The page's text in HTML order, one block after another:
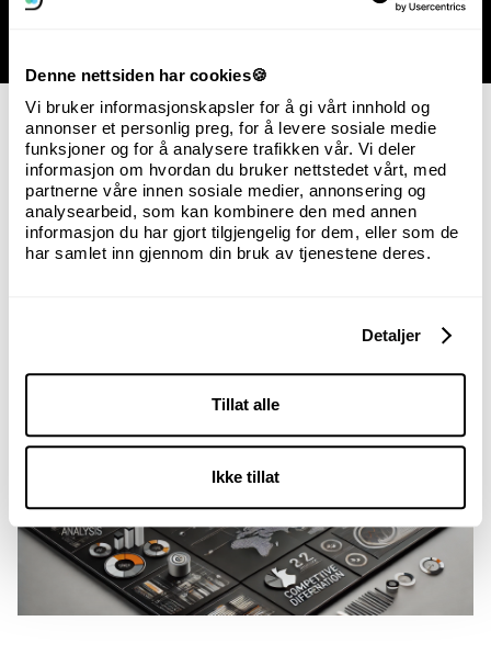
Denne nettsiden har cookies🍪
Vi bruker informasjonskapsler for å gi vårt innhold og
annonser et personlig preg, for å levere sosiale medie
funksjoner og for å analysere trafikken vår. Vi deler
informasjon om hvordan du bruker nettstedet vårt, med
partnerne våre innen sosiale medier, annonsering og
analysearbeid, som kan kombinere den med annen
informasjon du har gjort tilgjengelig for dem, eller som de
har samlet inn gjennom din bruk av tjenestene deres.
Detaljer
Tillat alle
Ikke tillat